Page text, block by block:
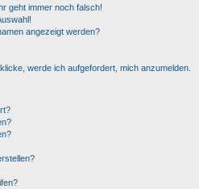
geht immer noch falsch!
angezeigt werden?
werde ich aufgefordert, mich anzumelden.